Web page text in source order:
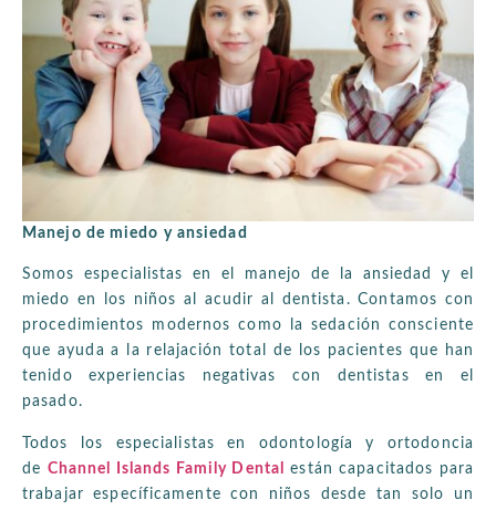
Manejo de miedo y ansiedad
Somos especialistas en el manejo de la ansiedad y el
miedo en los niños al acudir al dentista. Contamos con
procedimientos modernos como la sedación consciente
que ayuda a la relajación total de los pacientes que han
tenido experiencias negativas con dentistas en el
pasado.
Todos los especialistas en odontología y ortodoncia
de Channel Islands Family Dental
están capacitados para
trabajar específicamente con niños desde tan solo un